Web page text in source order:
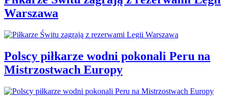
Warszawa
Polscy piłkarze wodni pokonali Peru na
Mistrzostwach Europy